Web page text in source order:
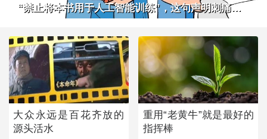
“禁止将本书用于人工智能训练”，这句声明刺痛了谁
大众永远是百花齐放的
源头活水
重用“老黄牛”就是最好的
指挥棒